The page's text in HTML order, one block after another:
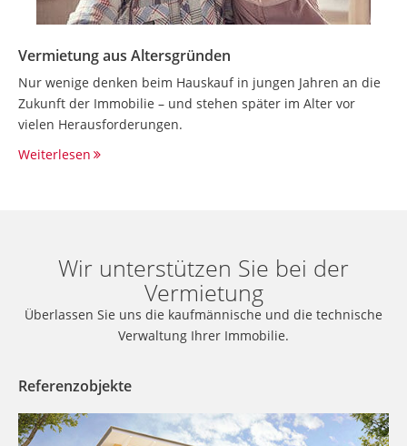
Vermietung aus Altersgründen
Nur wenige denken beim Hauskauf in jungen Jahren an die
Zukunft der Immobilie – und stehen später im Alter vor
vielen Herausforderungen.
Weiterlesen
Wir unterstützen Sie bei der
Vermietung
Überlassen Sie uns die kaufmännische und die technische
Verwaltung Ihrer Immobilie.
Referenzobjekte